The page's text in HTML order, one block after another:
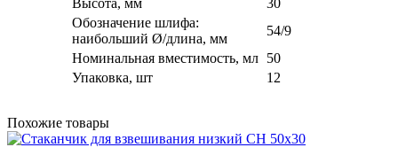
Высота, мм
30
Обозначение шлифа:
наибольший Ø/длина, мм
54/9
Номинальная вместимость, мл 50
Упаковка, шт
12
Похожие товары